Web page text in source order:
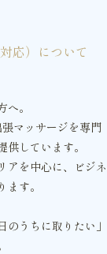
応）について
。
マッサージを専門
しています。
アを中心に、ビジネ
す。
のうちに取りたい」